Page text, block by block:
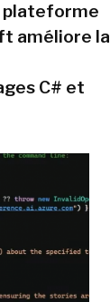
plateforme
améliore la
C# et